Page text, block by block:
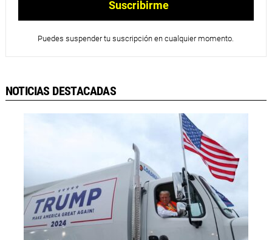
Puedes suspender tu suscripción en cualquier momento.
NOTICIAS DESTACADAS